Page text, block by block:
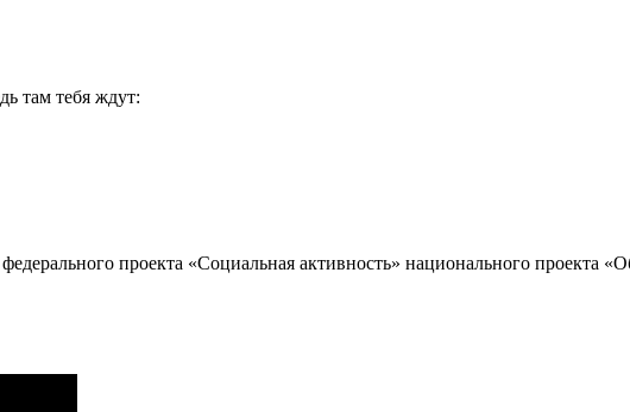
там тебя ждут:
проекта «Социальная активность» национального проекта